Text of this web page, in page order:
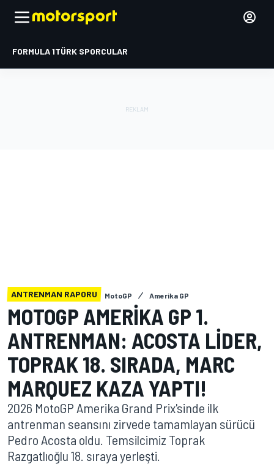
FORMULA 1TÜRK SPORCULAR
ANTRENMAN RAPORU MotoGP Amerika GP
MOTOGP AMERIKA GP 1.
ANTRENMAN: ACOSTA LIDER,
TOPRAK 18. SIRADA, MARC
MARQUEZ KAZA YAPTI!
2026 MotoGP Amerika Grand Prix'sinde ilk
antrenman seansını zirvede tamamlayan sürücü
Pedro Acosta oldu. Temsilcimiz Toprak
Razgatlıoğlu 18. sıraya yerleşti.